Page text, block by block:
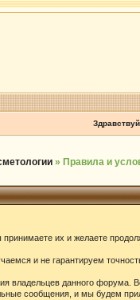
» Правила и
их и желаете
и не гарантируем
владельцев данного
сообщения, и мы будем